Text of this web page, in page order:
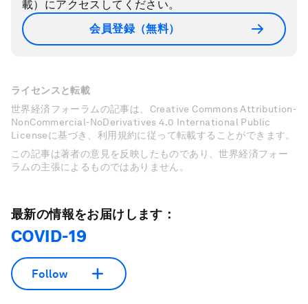
載）にアクセスしてください。
会員登録（無料）
ライセンスと転載
世界経済フォーラムの記事は、Creative Commons Attribution-
NonCommercial-NoDerivatives 4.0 International Public
Licenseに基づき、利用規約に従って転載することができます。
この記事は著者の意見を反映したものであり、世界経済フォー
ラムの主張によるものではありません。
最新の情報をお届けします：
COVID-19
Follow